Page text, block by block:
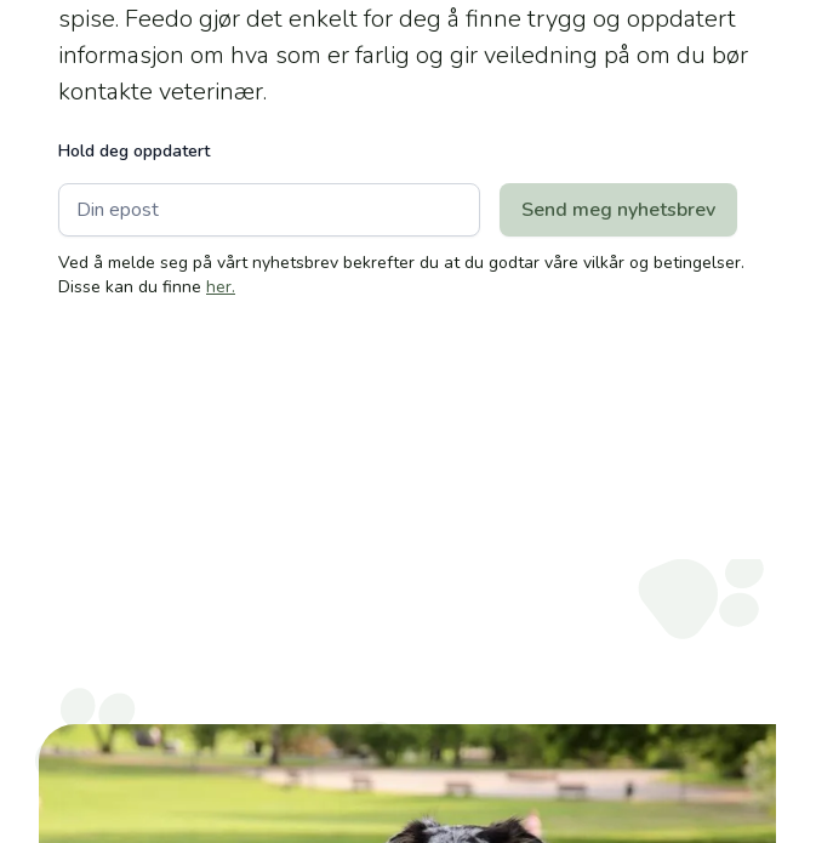
spise. Feedo gjør det enkelt for deg å finne trygg og oppdatert
informasjon om hva som er farlig og gir veiledning på om du bør
kontakte veterinær.
Hold deg oppdatert
Ved å melde seg på vårt nyhetsbrev bekrefter du at du godtar våre vilkår og betingelser.
Disse kan du finne her.